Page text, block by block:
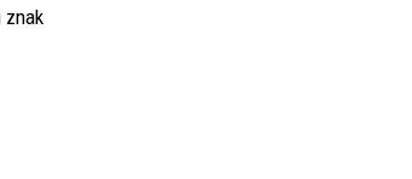
znak